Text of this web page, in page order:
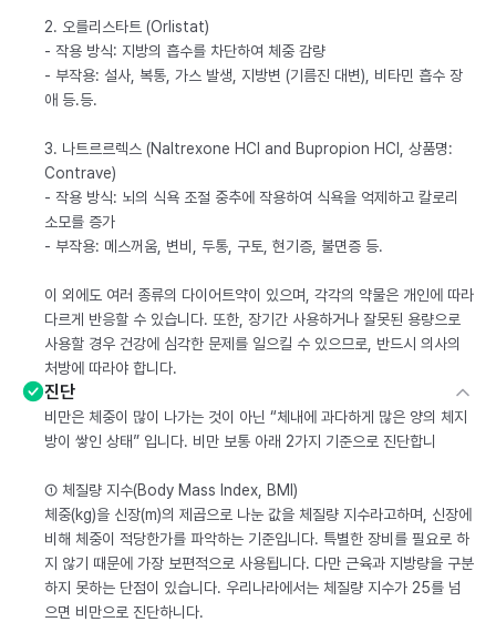
2. 오를리스타트 (Orlistat)
- 작용 방식: 지방의 흡수를 차단하여 체중 감량
- 부작용: 설사, 복통, 가스 발생, 지방변 (기름진 대변), 비타민 흡수 장
애 등.등.
3. 나트르르렉스 (Naltrexone HCl and Bupropion HCl, 상품명:
Contrave)
- 작용 방식: 뇌의 식욕 조절 중추에 작용하여 식욕을 억제하고 칼로리
소모를 증가
- 부작용: 메스꺼움, 변비, 두통, 구토, 현기증, 불면증 등.
이 외에도 여러 종류의 다이어트약이 있으며, 각각의 약물은 개인에 따라
다르게 반응할 수 있습니다. 또한, 장기간 사용하거나 잘못된 용량으로
사용할 경우 건강에 심각한 문제를 일으킬 수 있으므로, 반드시 의사의
처방에 따라야 합니다.
진단
비만은 체중이 많이 나가는 것이 아닌 “체내에 과다하게 많은 양의 체지
방이 쌓인 상태” 입니다. 비만 보통 아래 2가지 기준으로 진단합니
① 체질량 지수(Body Mass Index, BMI)
체중(kg)을 신장(m)의 제곱으로 나눈 값을 체질량 지수라고하며, 신장에
비해 체중이 적당한가를 파악하는 기준입니다. 특별한 장비를 필요로 하
지 않기 때문에 가장 보편적으로 사용됩니다. 다만 근육과 지방량을 구분
하지 못하는 단점이 있습니다. 우리나라에서는 체질량 지수가 25를 넘
으면 비만으로 진단하니다.